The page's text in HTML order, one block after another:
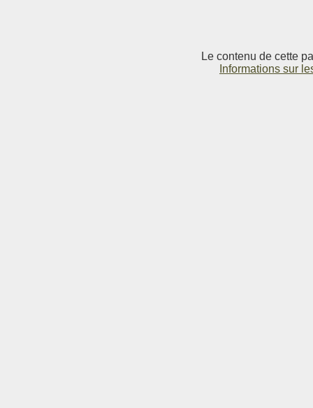
Le contenu de cette
Informations sur